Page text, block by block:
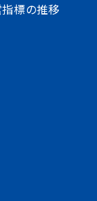
標の推移